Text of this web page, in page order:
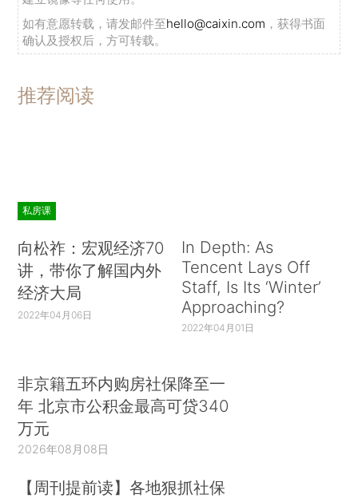
如有意愿转载，请发邮件至hello@caixin.com ，获得书面
确认及授权后，方可转载。
推荐阅读
私房课
向松祚：宏观经济70
讲，带你了解国内外
经济大局
2022年04月06日
In Depth: As
Tencent Lays Off
Staff, Is Its ‘Winter’
Approaching?
2022年04月01日
非京籍五环内购房社保降至一
年 北京市公积金最高可贷340
万元
2026年08月08日
【周刊提前读】各地狠抓社保